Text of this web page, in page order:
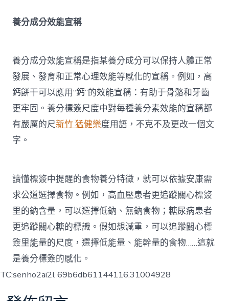
養分成分效能宣稱
養分成分效能宣稱是指某養分成分可以保持人體正常
發展、發育和正常心理效能等感化的宣稱。例如，高
鈣餅干可以應用“鈣”的效能宣稱：有助于骨骼和牙齒
更牢固。養分標簽尺度中對每種養分素效能的宣稱都
有嚴厲的尺新竹 猛健樂度用語，不克不及更改一個文
字。
讀懂標簽中提醒的食物養分特徵，就可以依據安康需
求公道選擇食物。例如，高血壓患者更追蹤關心標簽
里的鈉含量，可以選擇低鈉、無鈉食物；糖尿病患者
更追蹤關心糖的標識。假如想減重，可以追蹤關心標
簽里能量的尺度，選擇低能量、能幹量的食物……這就
是養分標簽的感化。
TC:senho2ai2l 69b6db61144116.31004928